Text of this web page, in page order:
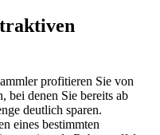
profitieren Sie von
bei denen Sie bereits ab
deutlich sparen.
eines bestimmten